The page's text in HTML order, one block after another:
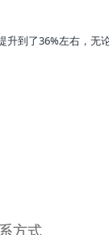
升到了36%左右，无
方式